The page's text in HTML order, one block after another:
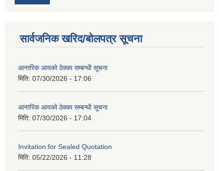
सार्वजनिक खरिद/बोलपत्र सूचना
आन्तरिक आयको ठेक्का सम्बन्धी सूचना
मिति: 07/30/2026 - 17:06
आन्तरिक आयको ठेक्का सम्बन्धी सूचना
मिति: 07/30/2026 - 17:04
Invitation for Sealed Quotation
मिति: 05/22/2026 - 11:28